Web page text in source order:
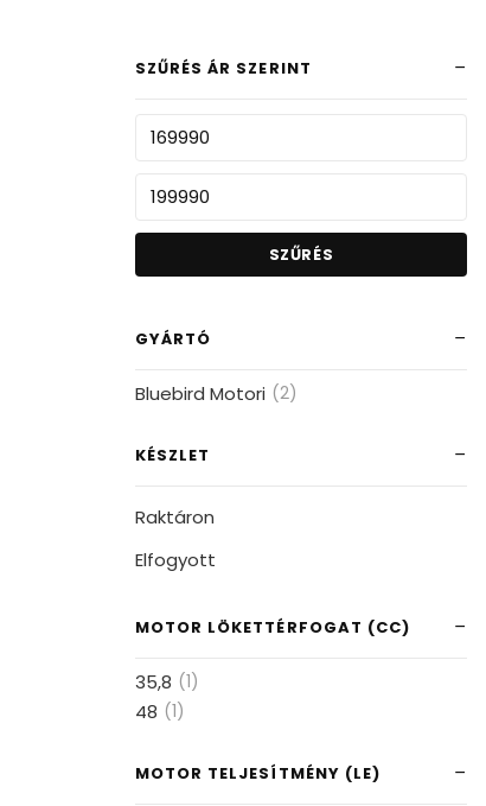
SZŰRÉS ÁR SZERINT
SZŰRÉS
GYÁRTÓ
Bluebird Motori (2)
KÉSZLET
Raktáron
Elfogyott
MOTOR LÖKETTÉRFOGAT (CC)
35,8 (1)
48 (1)
MOTOR TELJESÍTMÉNY (LE)